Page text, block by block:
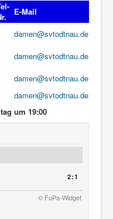
E-Mail
damen@svtodtnau.de
damen@svtodtnau.de
damen@svtodtnau.de
damen@svtodtnau.de
um 19:00
2:1
© FuPa-Widget